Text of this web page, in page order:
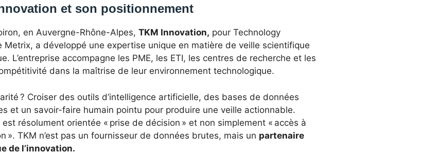
et son positionnement
en Auvergne-Rhône-Alpes, TKM Innovation, pour Technology
Metrix, a développé une expertise unique en matière de veille scientifique
L’entreprise accompagne les PME, les ETI, les centres de recherche et les
dans la maîtrise de leur environnement technologique.
? Croiser des outils d’intelligence artificielle, des bases de données
et un savoir-faire humain pointu pour produire une veille actionnable.
est résolument orientée « prise de décision » et non simplement « accès à
». TKM n’est pas un fournisseur de données brutes, mais un partenaire
de l’innovation.